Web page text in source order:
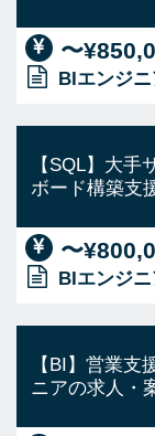
〜
BIエンジ
【SQL】大手
ボード構築支
〜
BIエンジ
【BI】営業支
ニアの求人・